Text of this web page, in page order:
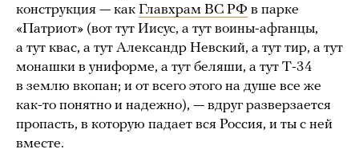
конструкция — как Главхрам ВС РФ в парке
«Патриот» (вот тут Иисус, а тут воины-афганцы,
а тут квас, а тут Александр Невский, а тут тир, а тут
монашки в униформе, а тут беляши, а тут Т-34
в землю вкопан; и от всего этого на душе все же
как-то понятно и надежно), — вдруг разверзается
пропасть, в которую падает вся Россия, и ты с ней
вместе.